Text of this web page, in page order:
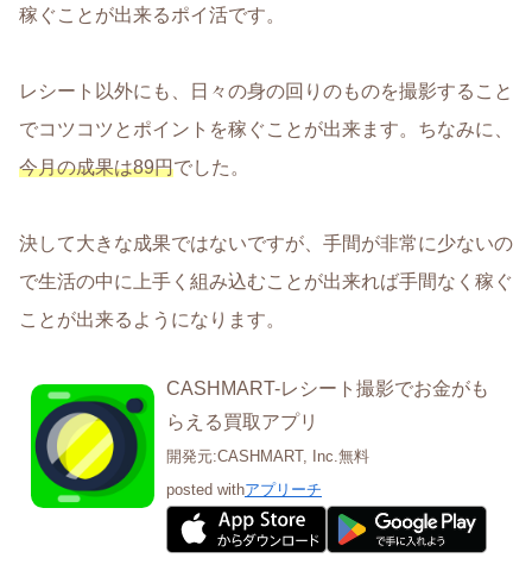
稼ぐことが出来るポイ活です。
レシート以外にも、日々の身の回りのものを撮影すること
でコツコツとポイントを稼ぐことが出来ます。ちなみに、
今月の成果は89円でした。
決して大きな成果ではないですが、手間が非常に少ないの
で生活の中に上手く組み込むことが出来れば手間なく稼ぐ
ことが出来るようになります。
CASHMART-レシート撮影でお金がも
らえる買取アプリ
開発元:CASHMART, Inc.無料
posted withアプリーチ